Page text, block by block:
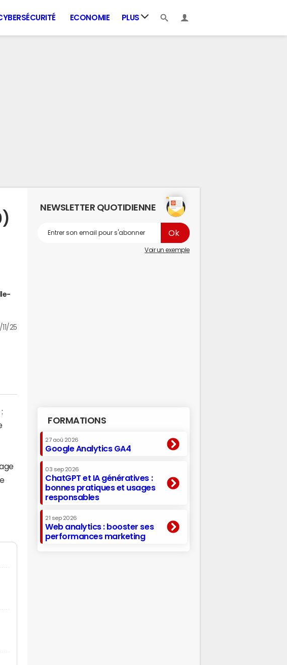
ECONOMIE PLUS
25
NEWSLETTER QUOTIDIENNE
Voir un exemple
FORMATIONS
27 aoû 2026
Google Analytics GA4
03 sep 2026
ChatGPT et IA génératives :
bonnes pratiques et usages
responsables
21 sep 2026
Web analytics : booster ses
performances marketing